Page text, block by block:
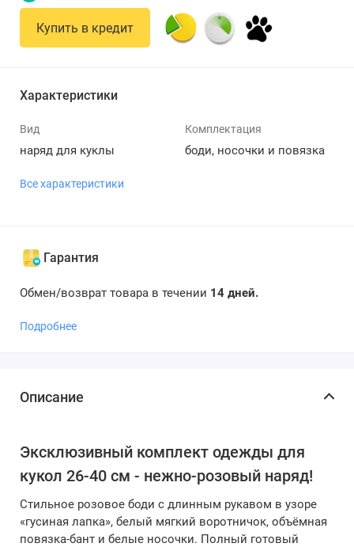
Купить в кредит
Характеристики
Вид
наряд для куклы
Комплектация
боди, носочки и повязка
Все характеристики
Гарантия
Обмен/возврат товара в течении 14 дней.
Подробнее
Описание
Эксклюзивный комплект одежды для
кукол 26-40 см - нежно-розовый наряд!
Стильное розовое боди с длинным рукавом в узоре
«гусиная лапка», белый мягкий воротничок, объёмная
повязка-бант и белые носочки. Полный готовый